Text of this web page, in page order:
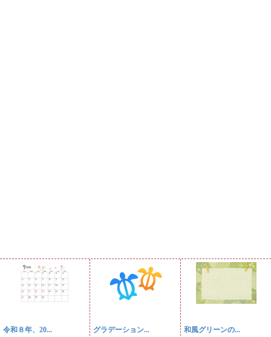
令和８年、20... グラデーション... 和風グリーンの...